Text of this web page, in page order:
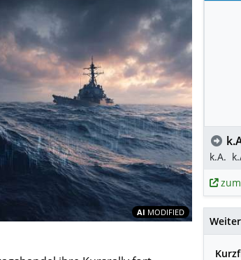
AI MODIFIED Inhalte
k.A.